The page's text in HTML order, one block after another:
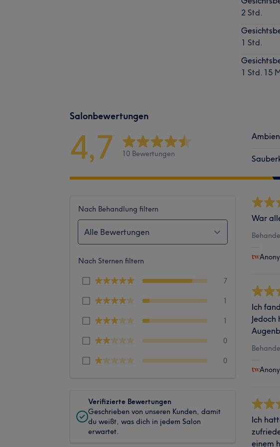
2 Std.
1 Std.
1 Std. 15
Salonbewertungen
4,7 10 Bewertungen
Nach Behandlung filtern
Alle Bewertungen
Nach Sternen filtern
7
1
1
0
0
Verifizierte Bewertungen
Geschrieben von unseren Kunden, damit
du weißt, was dich in jedem Salon
erwartet.
War
Ich
Ich
einem